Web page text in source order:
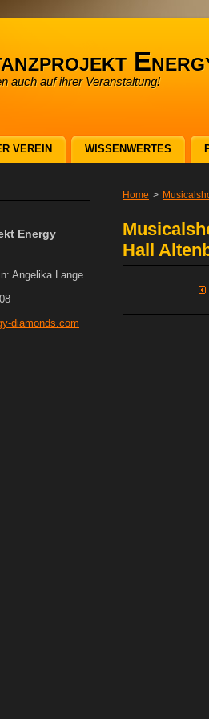
auch auf ihrer Veranstaltung!
Home >
Hall
Energy
Angelika Lange
diamonds.com
VEREIN WISSENWERTES